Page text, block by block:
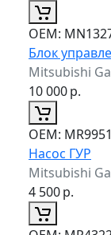
ОЕМ:
Блок
Mitsubishi
10 000р.
ОЕМ:
Насос ГУР
Mitsubishi
4 500р.